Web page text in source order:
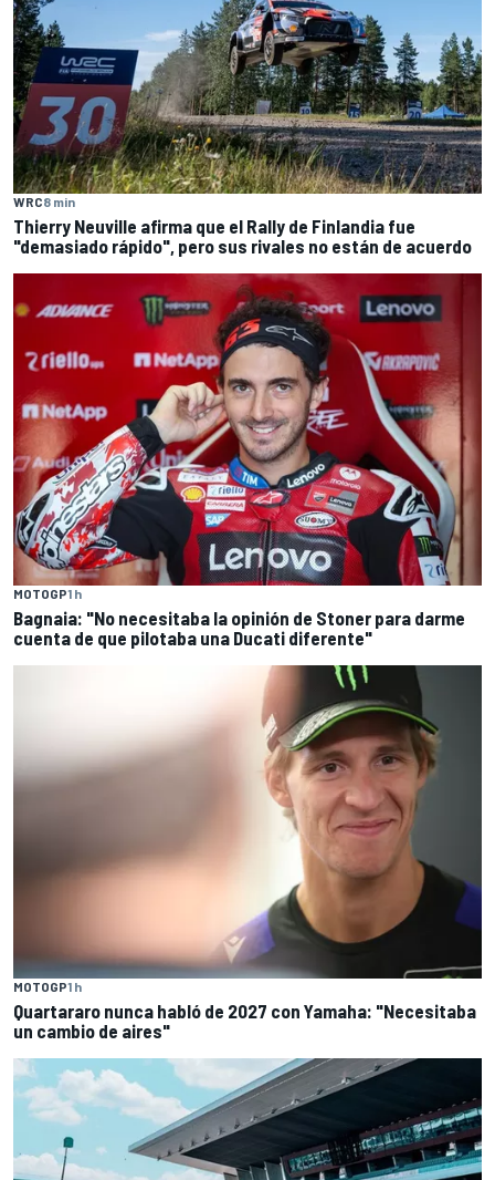
WRC8 min
Thierry Neuville afirma que el Rally de Finlandia fue
"demasiado rápido", pero sus rivales no están de acuerdo
MOTOGP1 h
Bagnaia: "No necesitaba la opinión de Stoner para darme
cuenta de que pilotaba una Ducati diferente"
MOTOGP1 h
Quartararo nunca habló de 2027 con Yamaha: "Necesitaba
un cambio de aires"